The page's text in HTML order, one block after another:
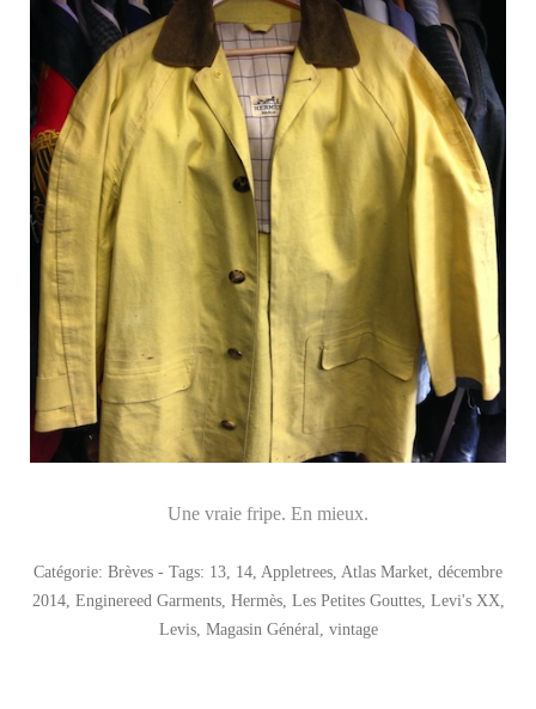
Une vraie fripe. En mieux.
Catégorie: Brèves - Tags: 13, 14, Appletrees, Atlas Market, décembre
2014, Enginereed Garments, Hermès, Les Petites Gouttes, Levi's XX,
Levis, Magasin Général, vintage